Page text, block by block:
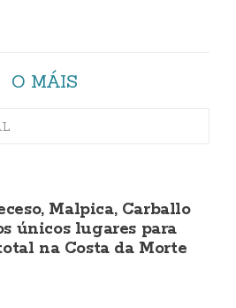
O MÁIS
Malpica, Carballo
únicos lugares para
na Costa da Morte